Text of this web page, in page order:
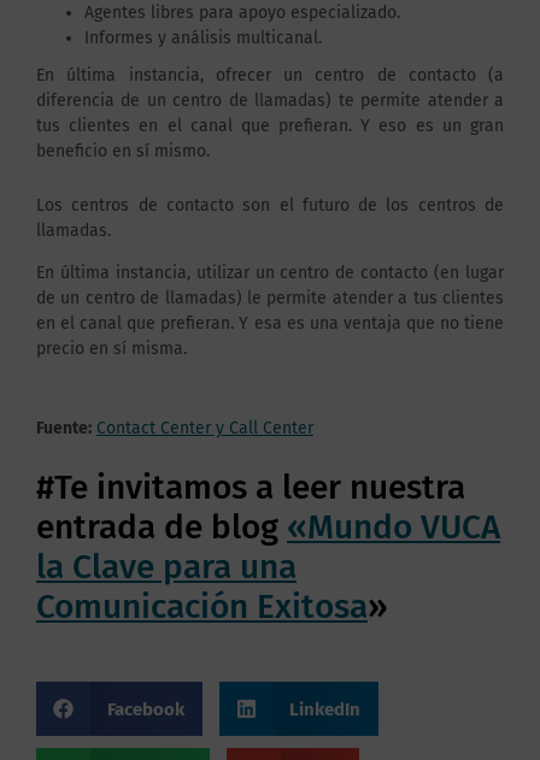
Agentes libres para apoyo especializado.
Informes y análisis multicanal.
En última instancia, ofrecer un centro de contacto (a
diferencia de un centro de llamadas) te permite atender a
tus clientes en el canal que prefieran. Y eso es un gran
beneficio en sí mismo.
Los centros de contacto son el futuro de los centros de
llamadas.
En última instancia, utilizar un centro de contacto (en lugar
de un centro de llamadas) le permite atender a tus clientes
en el canal que prefieran. Y esa es una ventaja que no tiene
precio en sí misma.
Fuente: Contact Center y Call Center
#Te invitamos a leer nuestra
entrada de blog «Mundo VUCA
la Clave para una
Comunicación Exitosa»
Facebook LinkedIn